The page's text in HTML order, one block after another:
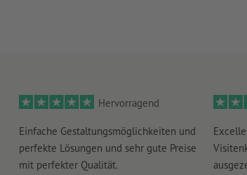
Hervorragend
Einfache Gestaltungsmöglichkeiten und
perfekte Lösungen und sehr gute Preise
mit perfekter Qualität.